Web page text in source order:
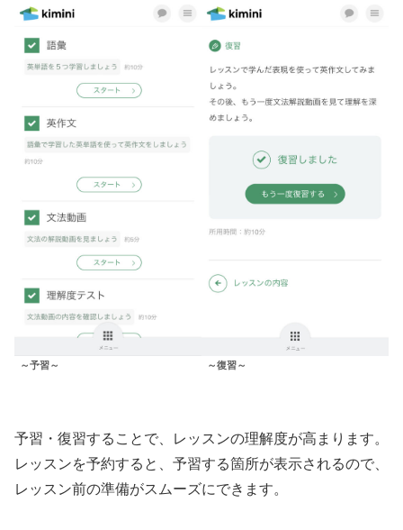
～予習～ ～復習～
予習・復習することで、レッスンの理解度が高まります。
レッスンを予約すると、予習する箇所が表示されるので、
レッスン前の準備がスムーズにできます。